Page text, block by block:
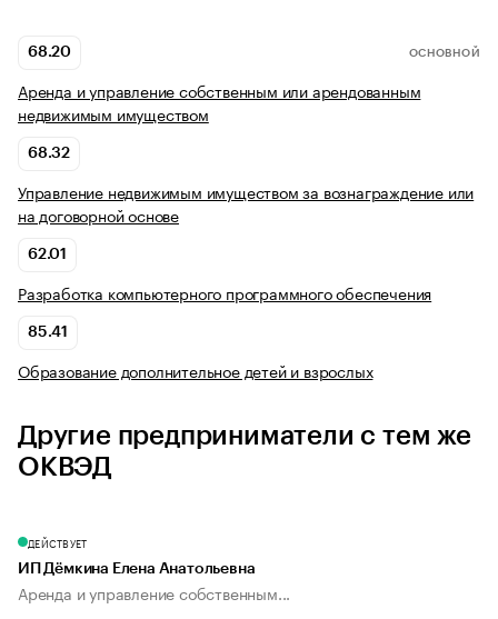
68.20 ОСНОВНОЙ
Аренда и управление собственным или арендованным
недвижимым имуществом
68.32
Управление недвижимым имуществом за вознаграждение или
на договорной основе
62.01
Разработка компьютерного программного обеспечения
85.41
Образование дополнительное детей и взрослых
Другие предприниматели с тем же
ОКВЭД
ДЕЙСТВУЕТ
ИП Дёмкина Елена Анатольевна
Аренда и управление собственным...